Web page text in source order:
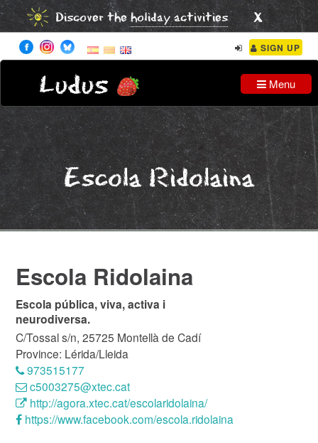
Discover theholiday activities x
SIGN UP
Ludus Menu
Escola Ridolaina
Escola Ridolaina
Escola pública, viva, activa i
neurodiversa.
C/Tossal s/n, 25725 Montellà de Cadí
Province: Lérida/Lleida
973515177
c5003275@xtec.cat
http://agora.xtec.cat/escolaridolaina/
https://www.facebook.com/escola.ridolaina